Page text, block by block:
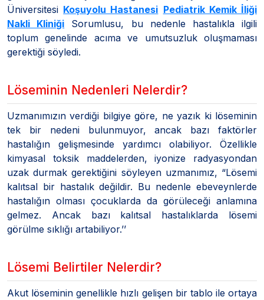
Üniversitesi Koşuyolu Hastanesi Pediatrik Kemik İliği
Nakli Kliniği Sorumlusu, bu nedenle hastalıkla ilgili
toplum genelinde acıma ve umutsuzluk oluşmaması
gerektiği söyledi.
Löseminin Nedenleri Nelerdir?
Uzmanımızın verdiği bilgiye göre, ne yazık ki löseminin
tek bir nedeni bulunmuyor, ancak bazı faktörler
hastalığın gelişmesinde yardımcı olabiliyor. Özellikle
kimyasal toksik maddelerden, iyonize radyasyondan
uzak durmak gerektiğini söyleyen uzmanımız, “Lösemi
kalıtsal bir hastalık değildir. Bu nedenle ebeveynlerde
hastalığın olması çocuklarda da görüleceği anlamına
gelmez. Ancak bazı kalıtsal hastalıklarda lösemi
görülme sıklığı artabiliyor.’’
Lösemi Belirtiler Nelerdir?
Akut löseminin genellikle hızlı gelişen bir tablo ile ortaya